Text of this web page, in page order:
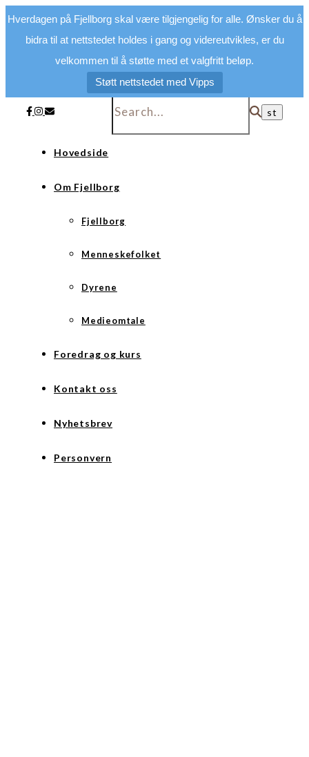
Hverdagen på Fjellborg skal være tilgjengelig for alle. Ønsker du å
bidra til at nettstedet holdes i gang og videreutvikles, er du
velkommen til å støtte med et valgfritt beløp.
Støtt nettstedet med Vipps
Hovedside
Om Fjellborg
Fjellborg
Menneskefolket
Dyrene
Medieomtale
Foredrag og kurs
Kontakt oss
Nyhetsbrev
Personvern